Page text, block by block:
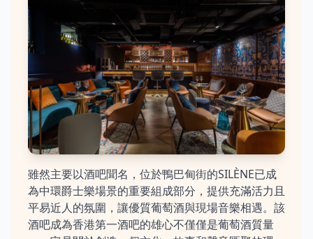
雖然主要以酒吧聞名，位於鴨巴甸街的SILÈNE已成
為中環爵士樂場景的重要組成部分，提供充滿活力且
平易近人的氛圍，讓優質葡萄酒與現場音樂相遇。該
酒吧成為香港第一酒吧的雄心不僅僅是葡萄酒質量